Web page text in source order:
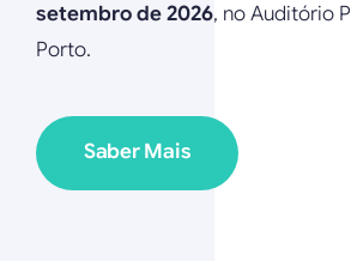
setembro de 2026, no Auditório
Porto.
Saber Mais